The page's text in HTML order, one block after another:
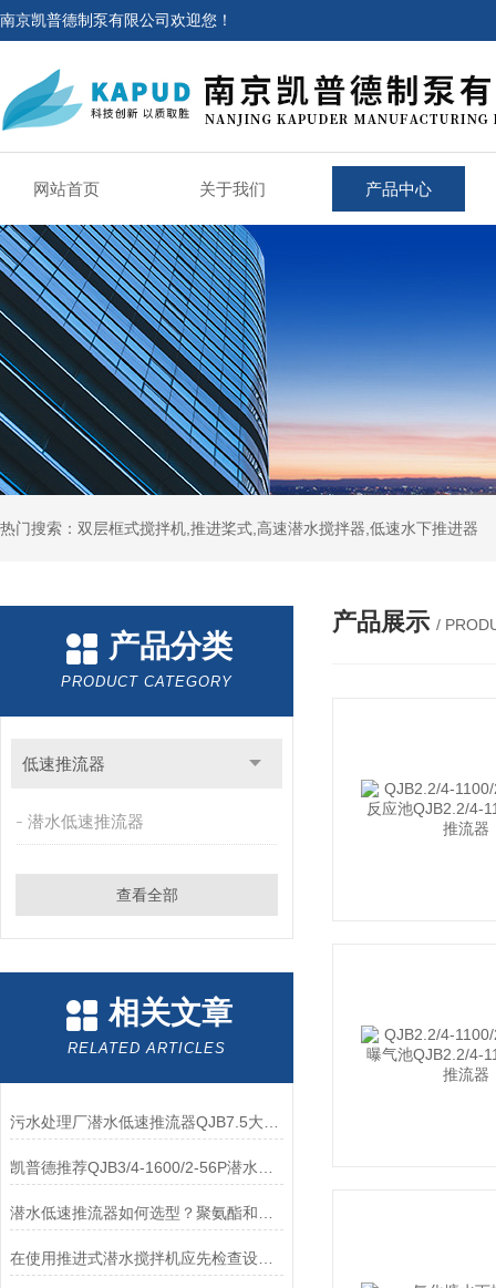
南京凯普德制泵有限公司欢迎您！
网站首页 关于我们 产品中心
热门搜索：双层框式搅拌机,推进桨式,高速潜水搅拌器,低速水下推进器
产品分类
PRODUCT CATEGORY
低速推流器
潜水低速推流器
查看全部
相关文章
RELATED ARTICLES
在使用推进式潜水搅拌机应先检查设备是否正常
产品展示 /